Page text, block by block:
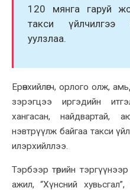
120 мянга гаруй
такси үйлчилгээ
уулзлаа.
Ерөнхийлөгч, орлого олж,
зэрэгцээ иргэдийн
хангасан, найдвартай,
нэвтрүүлж байгаа такси
илэрхийллээ.
Тэрбээр төрийн
ажил, “Хүнсний